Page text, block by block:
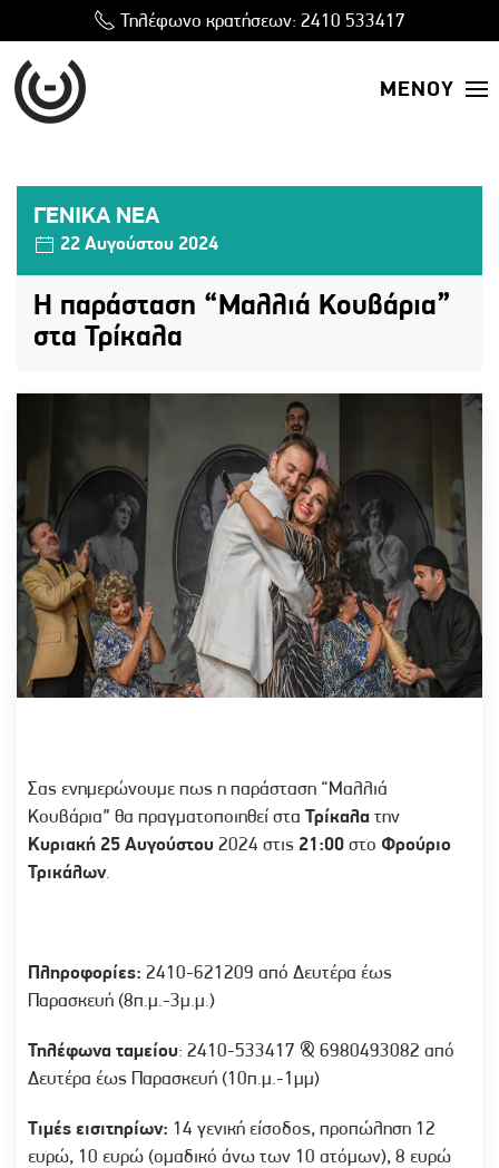
Τηλέφωνο κρατήσεων: 2410 533417
ΜΕΝΟΥ
ΓΕΝΙΚΑ ΝΕΑ
22 Αυγούστου 2024
Η παράσταση “Μαλλιά Κουβάρια”
στα Τρίκαλα
Σας ενημερώνουμε πως η παράσταση “Μαλλιά
Κουβάρια” θα πραγματοποιηθεί στα Τρίκαλα την
Κυριακή 25 Αυγούστου 2024 στις 21:00 στο Φρούριο
Τρικάλων.
Πληροφορίες: 2410-621209 από Δευτέρα έως
Παρασκευή (8π.μ.-3μ.μ.)
Τηλέφωνα ταμείου: 2410-533417 & 6980493082 από
Δευτέρα έως Παρασκευή (10π.μ.-1μμ)
Tιμές εισιτηρίων: 14 γενική είσοδος, προπώληση 12
ευρώ, 10 ευρώ (ομαδικό άνω των 10 ατόμων), 8 ευρώ